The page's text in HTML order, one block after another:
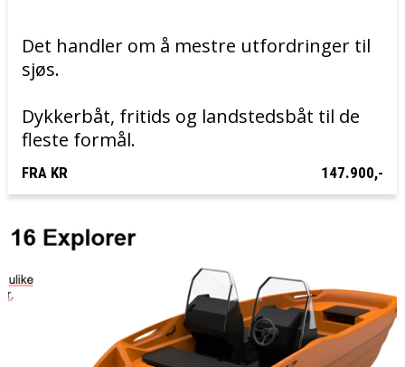
Det handler om å mestre utfordringer til
sjøs.
Dykkerbåt, fritids og landstedsbåt til de
fleste formål.
FRA KR 147.900,-